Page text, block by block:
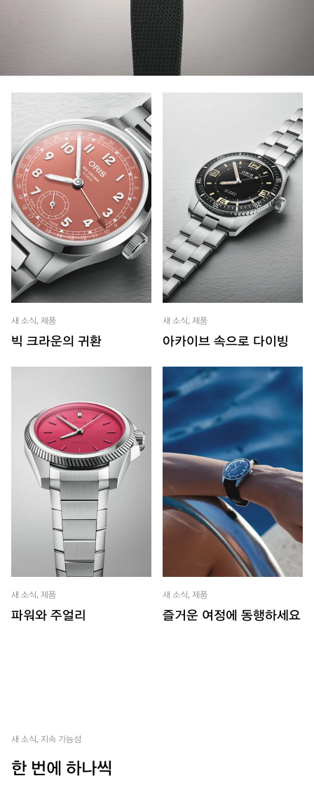
새 소식, 제품
빅 크라운의 귀환
새 소식, 제품
아카이브 속으로 다이빙
새 소식, 제품
파워와 주얼리
새 소식, 제품
즐거운 여정에 동행하세요
새 소식, 지속 가능성
한 번에 하나씩